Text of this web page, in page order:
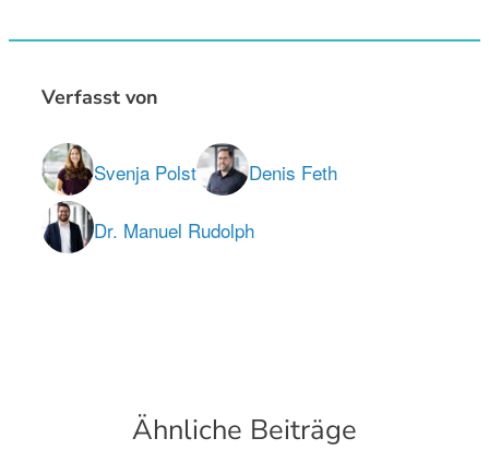
Verfasst von
Svenja Polst Denis Feth
Dr. Manuel Rudolph
Ähnliche Beiträge